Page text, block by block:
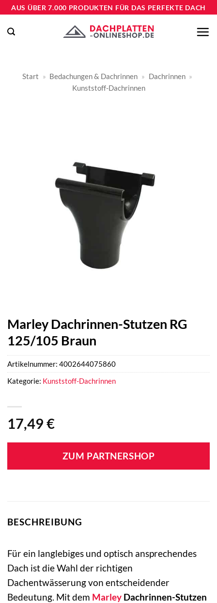
Zum
springen
AUS ÜBER 7.000 PRODUKTEN FÜR DAS PERFEKTE DACH
Start » Bedachungen & Dachrinnen » Dachrinnen »
Kunststoff-Dachrinnen
Marley Dachrinnen-Stutzen RG
125/105 Braun
17,49 €
ZUM PARTNERSHOP
Artikelnummer: 4002644075860
Kategorie: Kunststoff-Dachrinnen
BESCHREIBUNG
Für ein langlebiges und optisch ansprechendes
Dach ist die Wahl der richtigen
Dachentwässerung von entscheidender
Bedeutung. Mit dem Marley Dachrinnen-Stutzen